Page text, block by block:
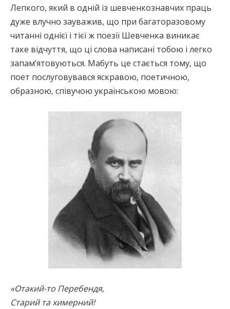
Лепкого, який в одній із шевченкознавчих праць
дуже влучно зауважив, що при багаторазовому
читанні однієї і тієї ж поезії Шевченка виникає
таке відчуття, що ці слова написані тобою і легко
запам’ятовуються. Мабуть це стається тому, що
поет послуговувався яскравою, поетичною,
образною, співучою українською мовою:
«Отакий-то Перебендя,
Старий та химерний!